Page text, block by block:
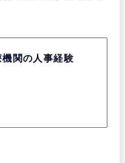
関の人事経験